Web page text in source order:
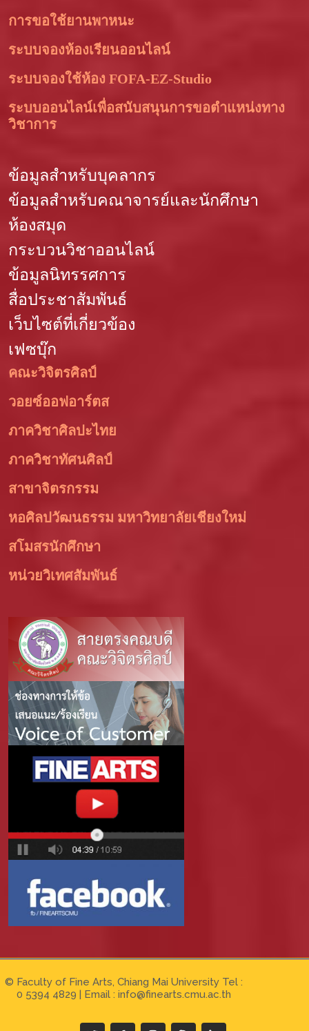
การขอใช้ยานพาหนะ
ระบบจองห้องเรียนออนไลน์
ระบบจองใช้ห้อง FOFA-EZ-Studio
ระบบออนไลน์เพื่อสนับสนุนการขอตำแหน่งทาง
วิชาการ
ข้อมูลสำหรับบุคลากร
ข้อมูลสำหรับคณาจารย์และนักศึกษา
ห้องสมุด
กระบวนวิชาออนไลน์
ข้อมูลนิทรรศการ
สื่อประชาสัมพันธ์
เว็บไซต์ที่เกี่ยวข้อง
เฟซบุ๊ก
คณะวิจิตรศิลป์
วอยซ์ออฟอาร์ตส
ภาควิชาศิลปะไทย
ภาควิชาทัศนศิลป์
สาขาจิตรกรรม
หอศิลปวัฒนธรรม มหาวิทยาลัยเชียงใหม่
สโมสรนักศึกษา
หน่วยวิเทศสัมพันธ์
© Faculty of Fine Arts, Chiang Mai University Tel :
0 5394 4829 | Email :info@finearts.cmu.ac.th